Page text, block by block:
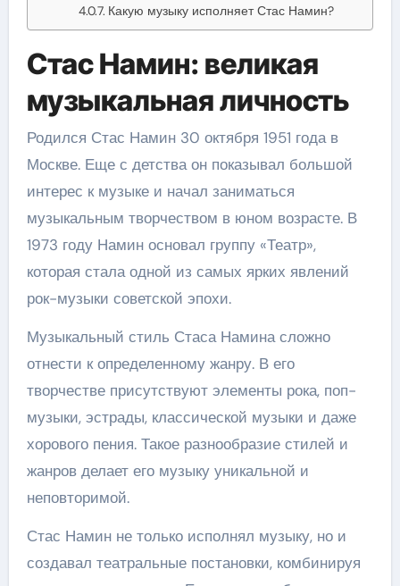
Какую музыку исполняет Стас Намин?
Стас Намин: великая
музыкальная личность
Родился Стас Намин 30 октября 1951 года в
Москве. Еще с детства он показывал большой
интерес к музыке и начал заниматься
музыкальным творчеством в юном возрасте. В
1973 году Намин основал группу «Театр»,
которая стала одной из самых ярких явлений
рок-музыки советской эпохи.
Музыкальный стиль Стаса Намина сложно
отнести к определенному жанру. В его
творчестве присутствуют элементы рока, поп-
музыки, эстрады, классической музыки и даже
хорового пения. Такое разнообразие стилей и
жанров делает его музыку уникальной и
неповторимой.
Стас Намин не только исполнял музыку, но и
создавал театральные постановки, комбинируя